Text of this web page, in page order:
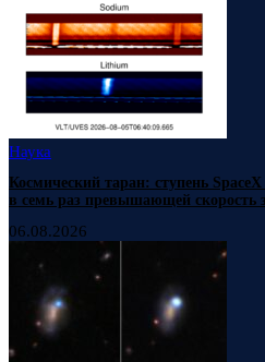
Наука
Космический таран: ступень
в семь раз превышающей скорость
06.08.2026